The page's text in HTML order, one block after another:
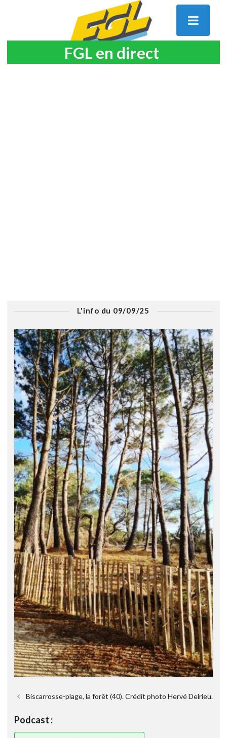
FGL en direct
L'info du 09/09/25
Biscarrosse-plage, la forêt (40). Crédit photo Hervé Delrieu.
Podcast :